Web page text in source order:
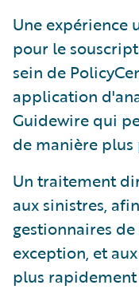
Une expérience
pour le
sein de
application
Guidewire qui
de manière plus
Un traitement
aux sinistres,
gestionnaires
exception, et
plus